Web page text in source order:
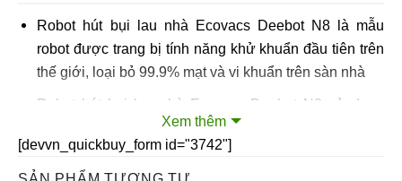
Robot hút bụi lau nhà Ecovacs Deebot N8 là mẫu
robot được trang bị tính năng khử khuẩn đầu tiên trên
thế giới, loại bỏ 99.9% mạt và vi khuẩn trên sàn nhà
Robot hút bụi lau nhà Ecovacs Deebot N8 sử dụng
thảm lau ướt 1 lần có chứa công nghệ khử khuẩn giúp
làm sạch bụi bẩn và vi khuẩn trên sànnhà.
Xem thêm
[devvn_quickbuy_form id="3742"]